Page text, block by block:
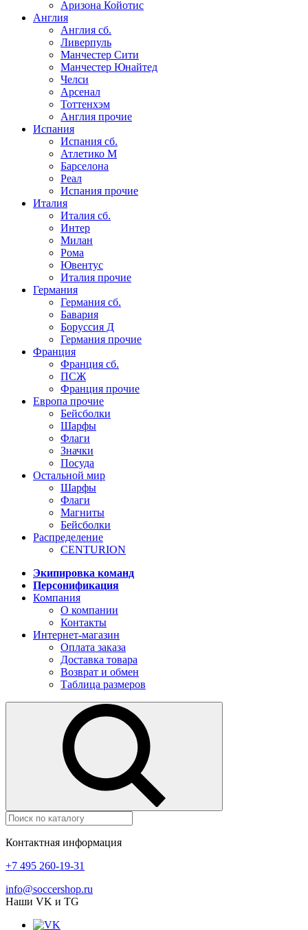
Аризона Койотис
Англия
Англия сб.
Ливерпуль
Манчестер Сити
Манчестер Юнайтед
Челси
Арсенал
Тоттенхэм
Англия прочие
Испания
Испания сб.
Атлетико М
Барселона
Реал
Испания прочие
Италия
Италия сб.
Интер
Милан
Рома
Ювентус
Италия прочие
Германия
Германия сб.
Бавария
Боруссия Д
Германия прочие
Франция
Франция сб.
ПСЖ
Франция прочие
Европа прочие
Бейсболки
Шарфы
Флаги
Значки
Посуда
Остальной мир
Шарфы
Флаги
Магниты
Бейсболки
Распределение
CENTURION
Экипировка команд
Персонификация
Компания
О компании
Контакты
Интернет-магазин
Оплата заказа
Доставка товара
Возврат и обмен
Таблица размеров
Контактная информация
+7 495 260-19-31
info@soccershop.ru
Наши VK и TG